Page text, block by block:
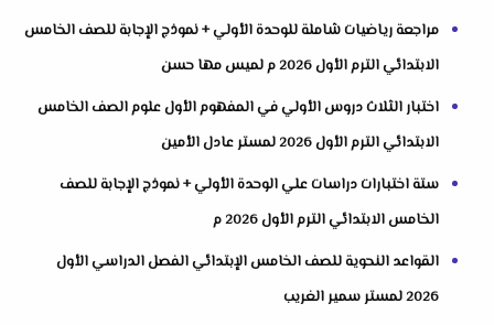
مراجعة رياضيات شاملة للوحدة الأولي + نموذج الإجابة للصف الخامس
الابتدائي الترم الأول 2026 م لميس مها حسن
اختبار الثلاث دروس الأولي في المفهوم الأول علوم الصف الخامس
الابتدائي الترم الأول 2026 لمستر عادل الأمين
ستة اختبارات دراسات علي الوحدة الأولي + نموذج الإجابة للصف
الخامس الابتدائي الترم الأول 2026 م
القواعد النحوية للصف الخامس الإبتدائي الفصل الدراسي الأول
2026 لمستر سمير الغريب